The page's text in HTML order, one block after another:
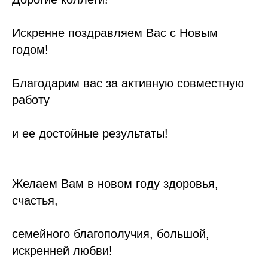
Искренне поздравляем Вас с Новым
годом!
Благодарим вас за активную совместную
работу
и ее достойные результаты!
Желаем Вам в новом году здоровья,
счастья,
семейного благополучия, большой,
искренней любви!